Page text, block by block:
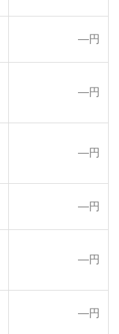
―円
―円
―円
―円
―円
―円